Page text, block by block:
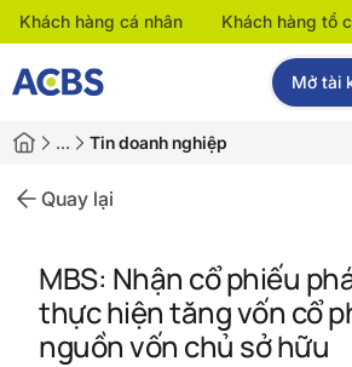
Khách hàng cá nhân Khách hàng tổ
Mở tài
… Tin doanh nghiệp
Quay lại
MBS: Nhận cổ phiếu
thực hiện tăng vốn cổ
nguồn vốn chủ sở hữu